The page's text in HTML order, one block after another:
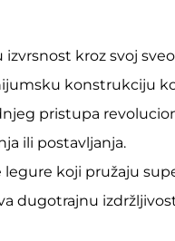
kroz svoj
konstrukciju
pristupa
ili postavljanja.
koji pružaju
dugotrajnu